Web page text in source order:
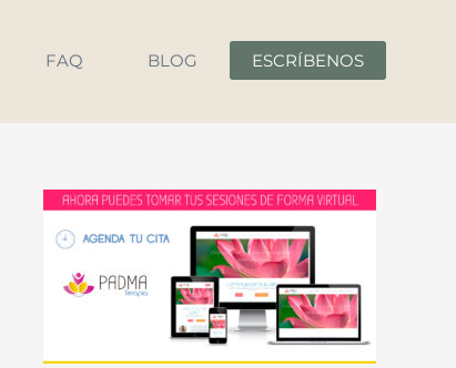
FAQ BLOG ESCRÍBENOS